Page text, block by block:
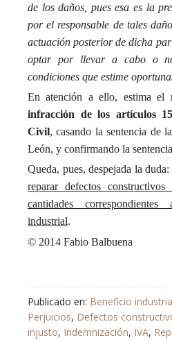
de los daños, pues esa es la
por el responsable de tales
actuación posterior de dicha
optar por llevar a cabo o
condiciones que estime
En atención a ello, estima el
infracción de los artículos
Civil, casando la sentencia de
León, y confirmando la
Queda, pues, despejada la duda:
reparar defectos
cantidades
industrial.
© 2014 Fabio Balbuena
Publicado en: Beneficio
Perjuicios, Defectos
injusto, Indemnización, IVA,